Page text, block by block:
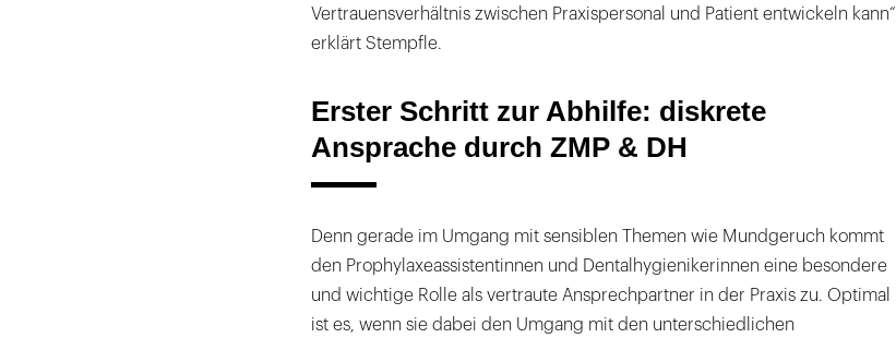
Vertrauensverhältnis zwischen Praxispersonal und Patient entwickeln kann“,
erklärt Stempfle.
Erster Schritt zur Abhilfe: diskrete
Ansprache durch ZMP & DH
Denn gerade im Umgang mit sensiblen Themen wie Mundgeruch kommt
den Prophylaxeassistentinnen und Dentalhygienikerinnen eine besondere
und wichtige Rolle als vertraute Ansprechpartner in der Praxis zu. Optimal
ist es, wenn sie dabei den Umgang mit den unterschiedlichen